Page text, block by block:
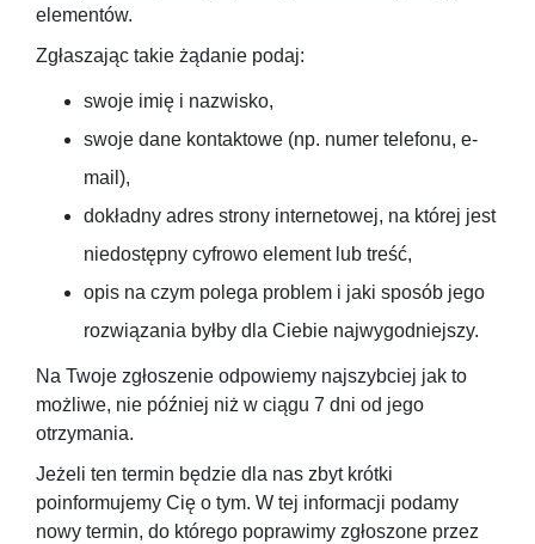
elementów.
Zgłaszając takie żądanie podaj:
swoje imię i nazwisko,
swoje dane kontaktowe (np. numer telefonu, e-
mail),
dokładny adres strony internetowej, na której jest
niedostępny cyfrowo element lub treść,
opis na czym polega problem i jaki sposób jego
rozwiązania byłby dla Ciebie najwygodniejszy.
Na Twoje zgłoszenie odpowiemy najszybciej jak to
możliwe, nie później niż w ciągu 7 dni od jego
otrzymania.
Jeżeli ten termin będzie dla nas zbyt krótki
poinformujemy Cię o tym. W tej informacji podamy
nowy termin, do którego poprawimy zgłoszone przez